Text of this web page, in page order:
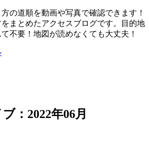
の道順を動画や写真で確認できます！
まとめたアクセスブログです。目的地
不要！地図が読めなくても大丈夫！
：2022年06月